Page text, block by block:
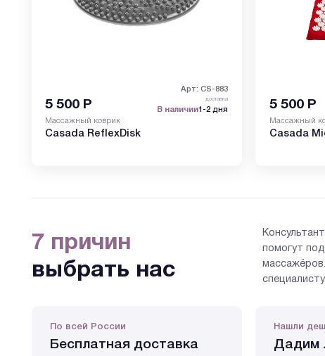
Арт: СS-883
5 500 Р доставка
В наличии1-2 дня
Массажный коврик
Casada ReflexDisk
5 500 Р
Массажный
Casada
7 причин
выбрать нас
помогут
специалисту.
По всей России
Бесплатная доставка
Нашли
Дадим